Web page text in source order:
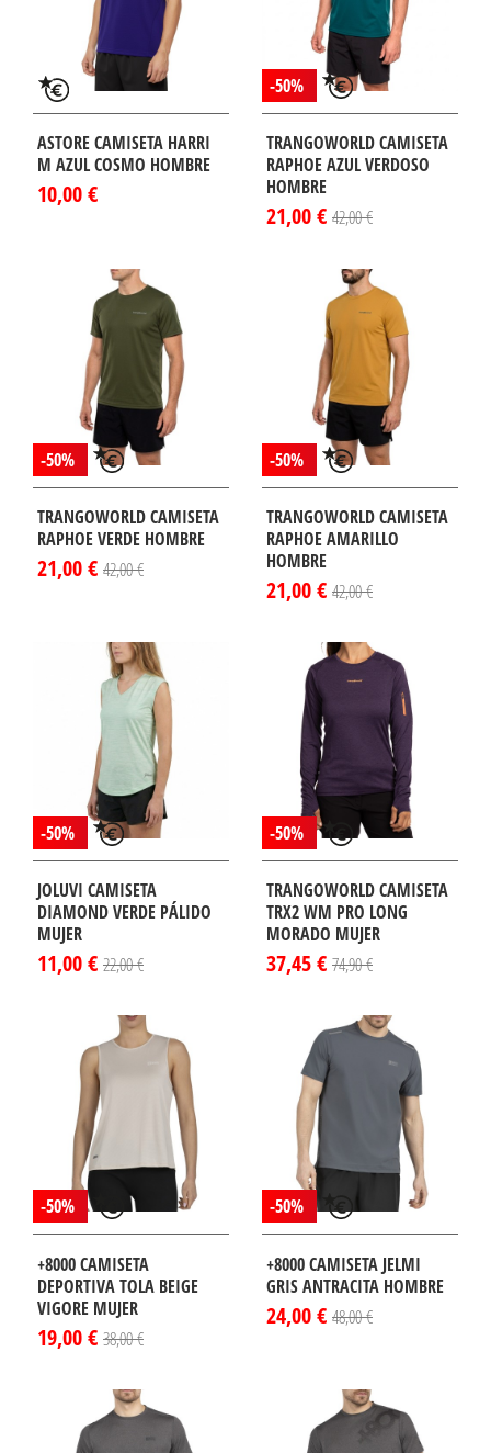
ASTORE CAMISETA HARRI
M AZUL COSMO HOMBRE
10,00 €
-50%
TRANGOWORLD CAMISETA
RAPHOE AZUL VERDOSO
HOMBRE
21,00 € 42,00 €
-50%
TRANGOWORLD CAMISETA
RAPHOE VERDE HOMBRE
21,00 € 42,00 €
-50%
TRANGOWORLD CAMISETA
RAPHOE AMARILLO
HOMBRE
21,00 € 42,00 €
-50%
JOLUVI CAMISETA
DIAMOND VERDE PÁLIDO
MUJER
11,00 € 22,00 €
¡DISPONIBLE
-50%
TRANGOWORLD CAMISETA
TRX2 WM PRO LONG
MORADO MUJER
37,45 € 74,90 €
-50%
+8000 CAMISETA
DEPORTIVA TOLA BEIGE
VIGORE MUJER
19,00 € 38,00 €
-50%
+8000 CAMISETA JELMI
GRIS ANTRACITA HOMBRE
24,00 € 48,00 €